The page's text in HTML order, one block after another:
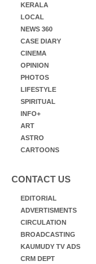
KERALA
LOCAL
NEWS 360
CASE DIARY
CINEMA
OPINION
PHOTOS
LIFESTYLE
SPIRITUAL
INFO+
ART
ASTRO
CARTOONS
CONTACT US
EDITORIAL
ADVERTISMENTS
CIRCULATION
BROADCASTING
KAUMUDY TV ADS
CRM DEPT